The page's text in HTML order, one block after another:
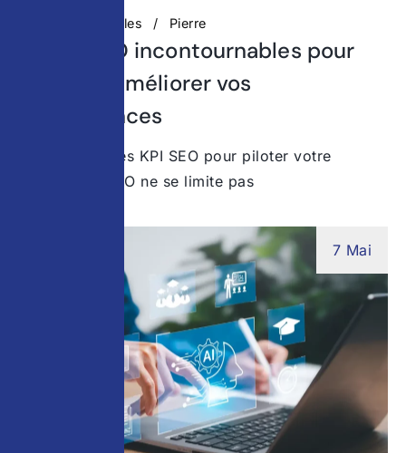
Actualités digitales Pierre
5 KPIs SEO incontournables pour
suivre et améliorer vos
performances
Comprendre les KPI SEO pour piloter votre
visibilité Le SEO ne se limite pas
7 Mai